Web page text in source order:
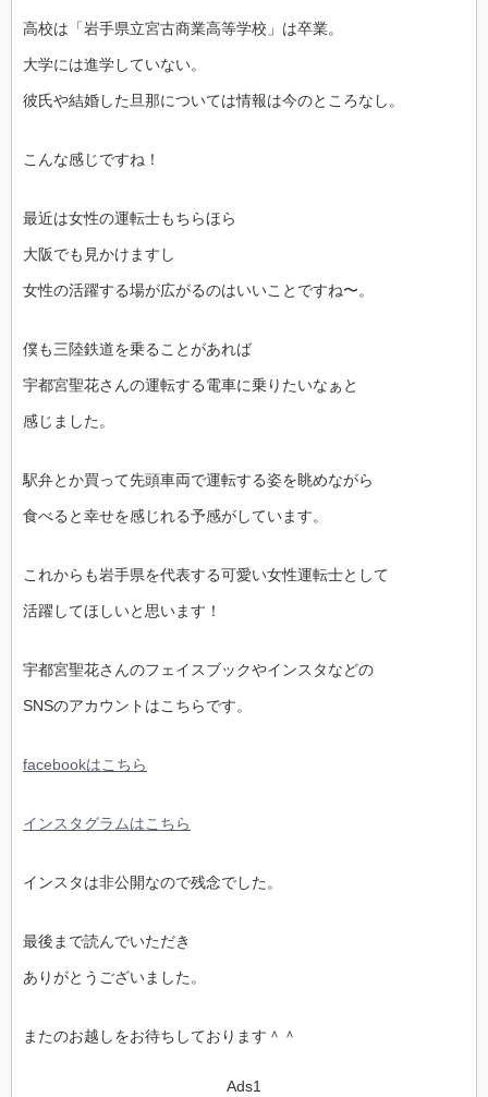
高校は「岩手県立宮古商業高等学校」は卒業。
大学には進学していない。
彼氏や結婚した旦那については情報は今のところなし。
こんな感じですね！
最近は女性の運転士もちらほら
大阪でも見かけますし
女性の活躍する場が広がるのはいいことですね〜。
僕も三陸鉄道を乗ることがあれば
宇都宮聖花さんの運転する電車に乗りたいなぁと
感じました。
駅弁とか買って先頭車両で運転する姿を眺めながら
食べると幸せを感じれる予感がしています。
これからも岩手県を代表する可愛い女性運転士として
活躍してほしいと思います！
宇都宮聖花さんのフェイスブックやインスタなどの
SNSのアカウントはこちらです。
facebookはこちら
インスタグラムはこちら
インスタは非公開なので残念でした。
最後まで読んでいただき
ありがとうございました。
またのお越しをお待ちしております＾＾
Ads1